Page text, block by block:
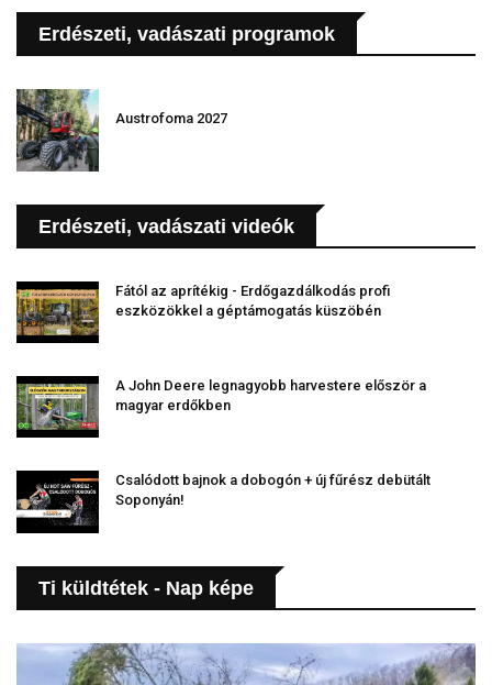
Erdészeti, vadászati programok
Austrofoma 2027
Erdészeti, vadászati videók
Fától az aprítékig - Erdőgazdálkodás profi
eszközökkel a géptámogatás küszöbén
A John Deere legnagyobb harvestere először a
magyar erdőkben
Csalódott bajnok a dobogón + új fűrész debütált
Soponyán!
Ti küldtétek - Nap képe